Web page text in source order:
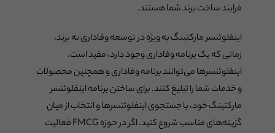
فرایند ساخت برند شما هستند.
اینفلوئنسر مارکتینگ به ویژه در توسعه وفاداری به برند،
زمانی که یک برنامه وفاداری وجود دارد، مفید است.
اینفلوئنسرها می‌توانند برنامه وفاداری و همچنین محصولات
و خدمات شما را تبلیغ کنند. برای ساختن برنامه اینفلوئنسر
مارکتینگ خود، با جستجوی اینفلوئنسرها و انتخاب از میان
گزینه‌های مناسب شروع کنید. اگر در حوزه FMCG فعالیت